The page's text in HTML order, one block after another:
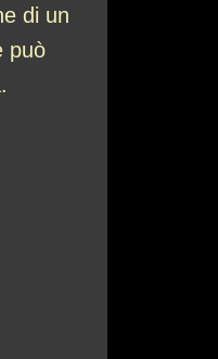
di un
può